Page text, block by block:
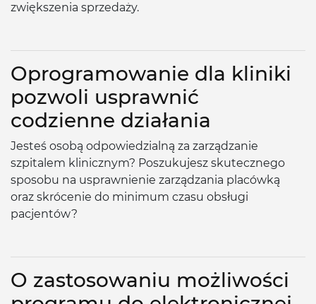
zwiększenia sprzedaży.
Oprogramowanie dla kliniki
pozwoli usprawnić
codzienne działania
Jesteś osobą odpowiedzialną za zarządzanie
szpitalem klinicznym? Poszukujesz skutecznego
sposobu na usprawnienie zarządzania placówką
oraz skrócenie do minimum czasu obsługi
pacjentów?
O zastosowaniu możliwości